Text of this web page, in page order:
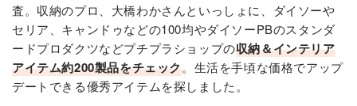
査。収納のプロ、大橋わかさんといっしょに、ダイソーや
セリア、キャンドゥなどの100均やダイソーPBのスタンダ
ードプロダクツなどプチプラショップの収納＆インテリア
アイテム約200製品をチェック。生活を手頃な価格でアップ
デートできる優秀アイテムを探しました。